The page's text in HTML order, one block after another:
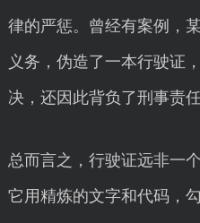
律的严惩。曾经有案例，
义务，伪造了一本行驶证
决，还因此背负了刑事责
总而言之，行驶证远非一
它用精炼的文字和代码，